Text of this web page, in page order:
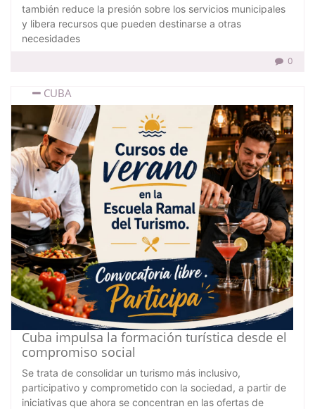
también reduce la presión sobre los servicios municipales
y libera recursos que pueden destinarse a otras
necesidades
0
CUBA
Cuba impulsa la formación turística desde el
compromiso social
Se trata de consolidar un turismo más inclusivo,
participativo y comprometido con la sociedad, a partir de
iniciativas que ahora se concentran en las ofertas de